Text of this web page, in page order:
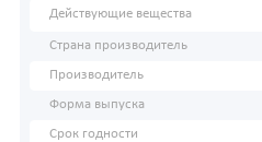
Действующие вещества
Страна производитель
Производитель
Форма выпуска
Срок годности